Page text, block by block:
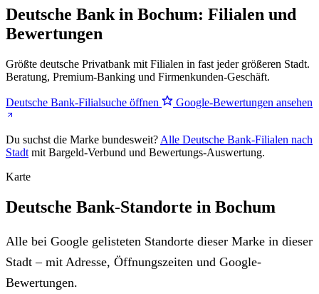
Deutsche Bank in Bochum: Filialen und
Bewertungen
Größte deutsche Privatbank mit Filialen in fast jeder größeren Stadt.
Beratung, Premium-Banking und Firmenkunden-Geschäft.
Deutsche Bank-Filialsuche öffnen Google-Bewertungen ansehen
Du suchst die Marke bundesweit? Alle Deutsche Bank-Filialen nach
Stadt mit Bargeld-Verbund und Bewertungs-Auswertung.
Karte
Deutsche Bank-Standorte in Bochum
Alle bei Google gelisteten Standorte dieser Marke in dieser
Stadt – mit Adresse, Öffnungszeiten und Google-
Bewertungen.